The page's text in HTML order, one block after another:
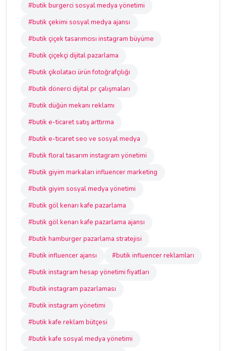
#butik burgerci sosyal medya yönetimi
#butik çekimi sosyal medya ajansı
#butik çiçek tasarımcısı instagram büyüme
#butik çiçekçi dijital pazarlama
#butik çikolatacı ürün fotoğrafçılığı
#butik dönerci dijital pr çalışmaları
#butik düğün mekanı reklamı
#butik e-ticaret satış arttırma
#butik e-ticaret seo ve sosyal medya
#butik floral tasarım instagram yönetimi
#butik giyim markaları influencer marketing
#butik giyim sosyal medya yönetimi
#butik göl kenarı kafe pazarlama
#butik göl kenarı kafe pazarlama ajansı
#butik hamburger pazarlama stratejisi
#butik influencer ajansı
#butik influencer reklamları
#butik instagram hesap yönetimi fiyatları
#butik instagram pazarlaması
#butik instagram yönetimi
#butik kafe reklam bütçesi
#butik kafe sosyal medya yönetimi